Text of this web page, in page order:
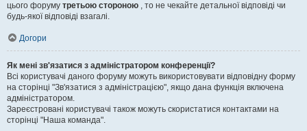
цього форуму третьою стороною , то не чекайте детальної відповіді чи
будь-якої відповіді взагалі.
Догори
Як мені зв'язатися з адміністратором конференції?
Всі користувачі даного форуму можуть використовувати відповідну форму
на сторінці "Зв'язатися з адміністрацією", якщо дана функція включена
адміністратором.
Зареєстровані користувачі також можуть скористатися контактами на
сторінці "Наша команда".